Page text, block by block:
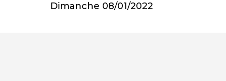
Dimanche 08/01/2022